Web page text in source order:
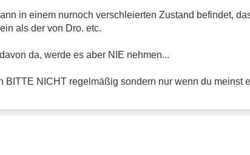
in einem nurnoch verschleierten Zustand befindet,
als der von Dro. etc.
da, werde es aber NIE nehmen...
BITTE NICHT regelmäßig sondern nur wenn du meinst